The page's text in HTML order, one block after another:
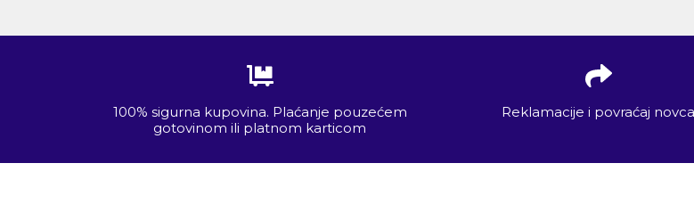
100% sigurna kupovina. Plaćanje pouzećem
gotovinom ili platnom karticom
Reklamacije i povraćaj novca